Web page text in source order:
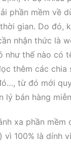
phần mềm về
gian. Do đó,
nhận thức là
như thế nào có
thêm các chia
từ đó mới
lý bán hàng
xa phần mềm
vì 100% là dính